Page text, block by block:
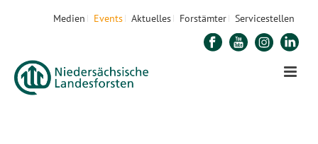
Medien Events Aktuelles Forstämter Servicestellen